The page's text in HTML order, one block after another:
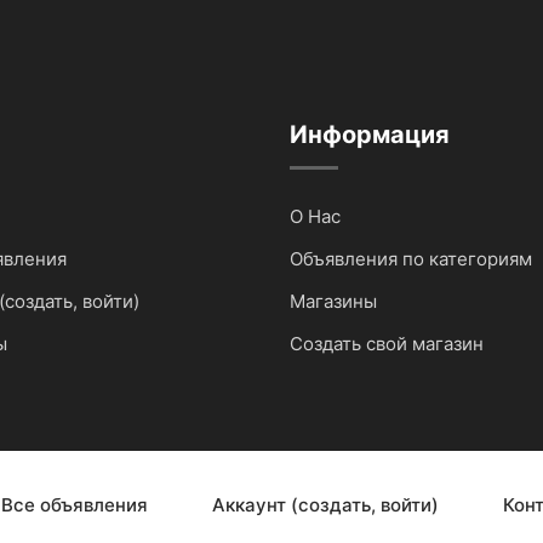
войти)
Информация
О Нас
Объявления по категориям
Магазины
Создать свой магазин
Все объявления Аккаунт (создать, войти)